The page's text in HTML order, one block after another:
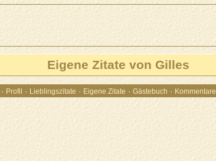
Eigene Zitate von Gilles
· Profil · Lieblingszitate · Eigene Zitate · Gästebuch · Kommentare